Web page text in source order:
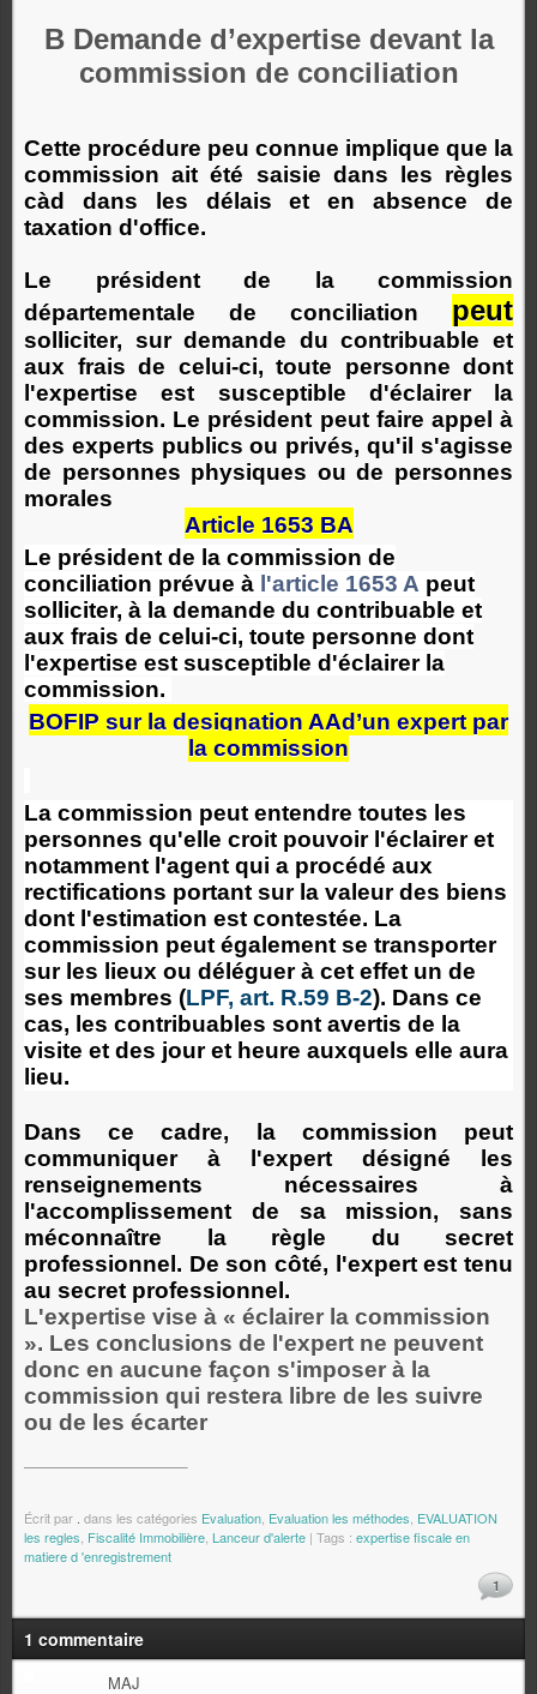
B Demande d’expertise devant la
commission de conciliation
Cette procédure peu connue implique que la
commission ait été saisie dans les règles
càd dans les délais et en absence de
taxation d'office.
Le président de la commission
départementale de conciliation peut
solliciter, sur demande du contribuable et
aux frais de celui-ci, toute personne dont
l'expertise est susceptible d'éclairer la
commission. Le président peut faire appel à
des experts publics ou privés, qu'il s'agisse
de personnes physiques ou de personnes
morales
Article 1653 BA
Le président de la commission de
conciliation prévue à l'article 1653 A peut
solliciter, à la demande du contribuable et
aux frais de celui-ci, toute personne dont
l'expertise est susceptible d'éclairer la
commission.
BOFIP sur la designation AAd’un expert par
la commission
La commission peut entendre toutes les
personnes qu'elle croit pouvoir l'éclairer et
notamment l'agent qui a procédé aux
rectifications portant sur la valeur des biens
dont l'estimation est contestée. La
commission peut également se transporter
sur les lieux ou déléguer à cet effet un de
ses membres (LPF, art. R.59 B-2). Dans ce
cas, les contribuables sont avertis de la
visite et des jour et heure auxquels elle aura
lieu.
Dans ce cadre, la commission peut
communiquer à l'expert désigné les
renseignements nécessaires à
l'accomplissement de sa mission, sans
méconnaître la règle du secret
professionnel. De son côté, l'expert est tenu
au secret professionnel.
L'expertise vise à « éclairer la commission
». Les conclusions de l'expert ne peuvent
donc en aucune façon s'imposer à la
commission qui restera libre de les suivre
ou de les écarter
Écrit par . dans les catégories Evaluation, Evaluation les méthodes, EVALUATION
les regles, Fiscalité Immobilière, Lanceur d'alerte | Tags : expertise fiscale en
matiere d 'enregistrement
1
1 commentaire
MAJ